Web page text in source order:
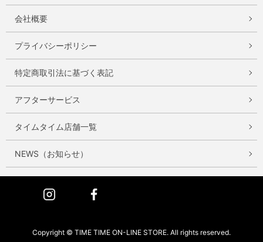
会社概要
プライバシーポリシー
特定商取引法に基づく表記
アフターサービス
タイムタイム店舗一覧
NEWS（お知らせ）
Instagram
Copyright © TIME TIME ON-LINE STORE. All rights reserved.